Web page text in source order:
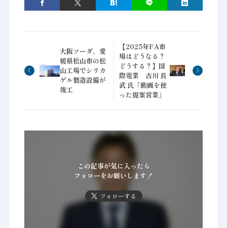
大阪ソーダ、愛
媛県松山市の松
山工場でシリカ
ゲル製造設備が
竣工
【2025年FA市
場はどうなる？
どうする？】国
際電業 古川 長
武 氏「動画を使
った提案営業」
この記事が気に入ったら
フォローをお願いします！
フォローする